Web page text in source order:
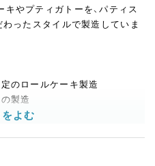
やプティガトーを、パティス
ったスタイルで製造していま
のロールケーキ製造
製造